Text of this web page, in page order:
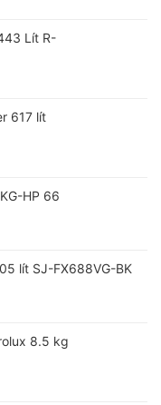
tủ luôn đồng đều.
toàn không gây ra hiện
việc người sử dụng
được tốt hơn.
bằng đồng
chất giúp cho tủ
ái và tiết kiệm điện.
Lít R-
617 lít
HP 66
lít SJ-FX688VG-BK
8.5 kg